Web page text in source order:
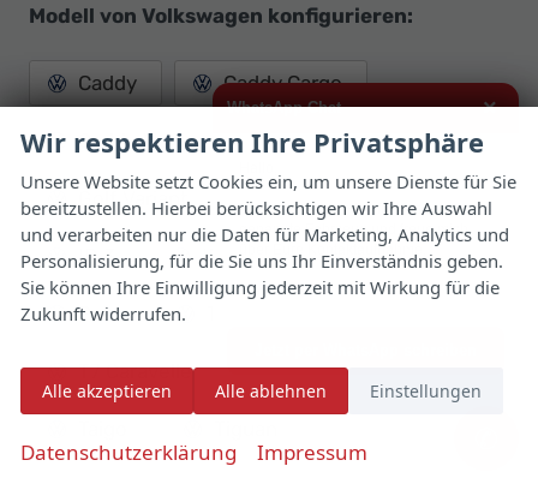
Modell von Volkswagen konfigurieren:
Caddy Caddy Cargo
Caddy Maxi Golf
Golf Variant Grand California
ID.3 ID.7 Passat Variant
Polo
T7 Caravelle T7 Kombi
WhatsApp Chat ×
ich interessiere mich für das oben
genannte Fahrzeug und freue mich
über Eure Kontaktaufnahme.
Viele Grüße
Wir respektieren Ihre Privatsphäre
Unsere Website setzt Cookies ein, um unsere Dienste für Sie
bereitzustellen. Hierbei berücksichtigen wir Ihre Auswahl
und verarbeiten nur die Daten für Marketing, Analytics und
Personalisierung, für die Sie uns Ihr Einverständnis geben.
Sie können Ihre Einwilligung jederzeit mit Wirkung für die
Zukunft widerrufen.
Alle akzeptieren Alle ablehnen Einstellungen
Datenschutzerklärung Impressum